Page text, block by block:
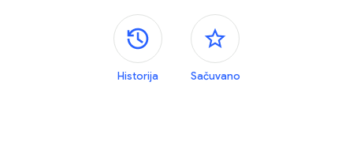
Bočne ploče
Historija Sačuvano